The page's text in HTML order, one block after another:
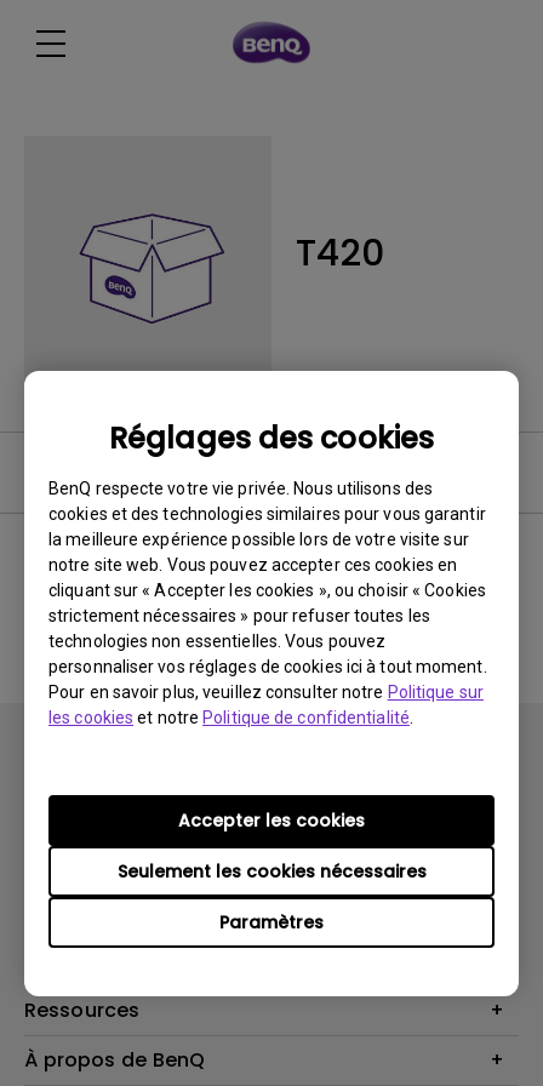
Réglages des cookies
BenQ respecte votre vie privée. Nous utilisons des
cookies et des technologies similaires pour vous garantir
la meilleure expérience possible lors de votre visite sur
notre site web. Vous pouvez accepter ces cookies en
cliquant sur « Accepter les cookies », ou choisir « Cookies
strictement nécessaires » pour refuser toutes les
technologies non essentielles. Vous pouvez
personnaliser vos réglages de cookies ici à tout moment.
Pour en savoir plus, veuillez consulter notre Politique sur
les cookies et notre Politique de confidentialité
Paramètres
Seulement les cookies nécessaires
Accepter les cookies
T420
Aucune FAQ associée
Vidéoprojecteurs
Haut-parleur
Solutions
Contactez-nous
Recycling
Ressources
Centre de connaissances
À propos de BenQ